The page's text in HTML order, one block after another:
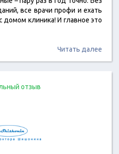
все врачи профи и ехать
домом клиника! И главное это
Читать далее
отзыв